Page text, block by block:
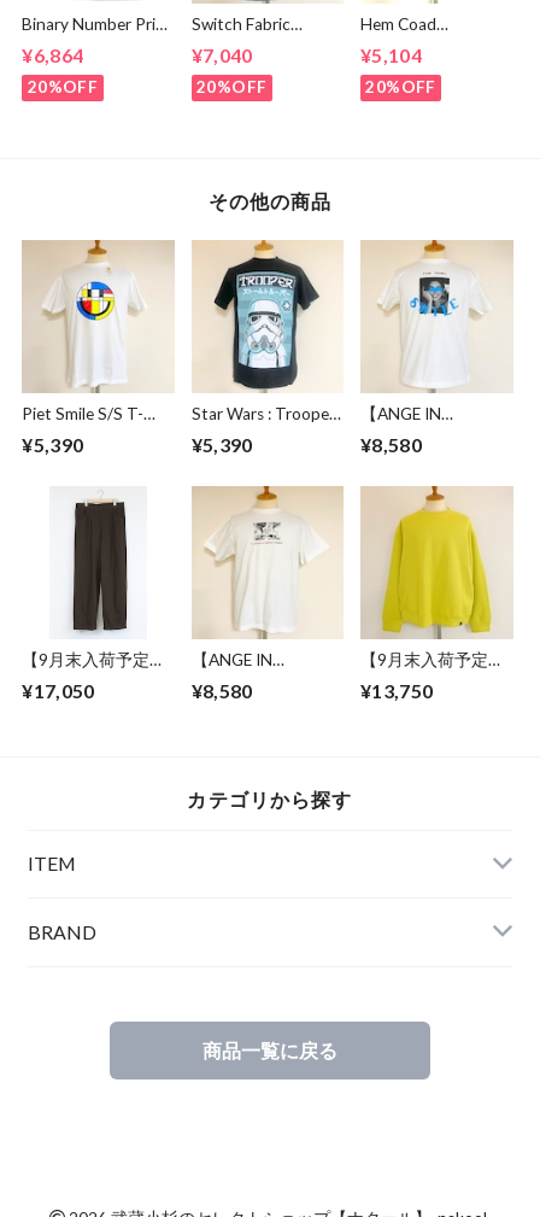
Binary Number Print
¥6,864
20%OFF
Switch Fabric
Ash Navy
¥7,040
20%OFF
Hem Coad
shirts Black /
Brown
¥5,104
20%OFF
その他の商品
Piet Smile S/S T-
¥5,390
Star Wars : Trooper
¥5,390
【ANGE IN
shirts #FUN
¥8,580
【9月末入荷予定】
Pants Chocolate
¥17,050
【ANGE IN
shirts #a culture of
¥8,580
【9月末入荷予定】
Sewn Yellow
¥13,750
カテゴリから探す
ITEM
BRAND
商品一覧に戻る